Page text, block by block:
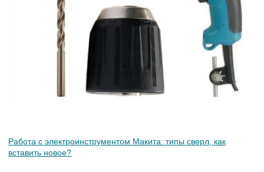
Работа с электроинструментом Макита: типы сверл, как
вставить новое?